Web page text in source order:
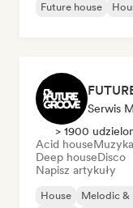
Future house
Serwis
> 1900
Acid house
Deep houseDisco
Napisz artykuły
House Melodic &